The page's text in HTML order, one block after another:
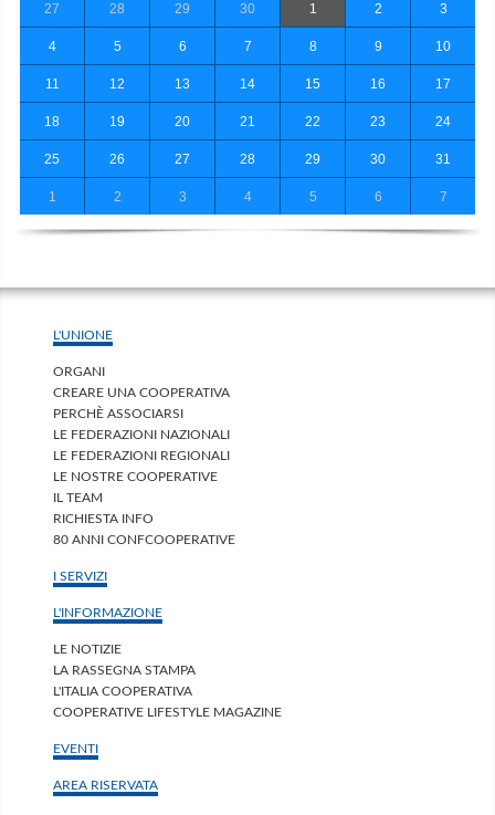
27 28 29 30 1 2 3
4 5 6 7 8 9 10
11 12 13 14 15 16 17
18 19 20 21 22 23 24
25 26 27 28 29 30 31
1 2 3 4 5 6 7
L'UNIONE
ORGANI
CREARE UNA COOPERATIVA
PERCHÈ ASSOCIARSI
LE FEDERAZIONI NAZIONALI
LE FEDERAZIONI REGIONALI
LE NOSTRE COOPERATIVE
IL TEAM
RICHIESTA INFO
80 ANNI CONFCOOPERATIVE
I SERVIZI
L'INFORMAZIONE
LE NOTIZIE
LA RASSEGNA STAMPA
L'ITALIA COOPERATIVA
COOPERATIVE LIFESTYLE MAGAZINE
EVENTI
AREA RISERVATA